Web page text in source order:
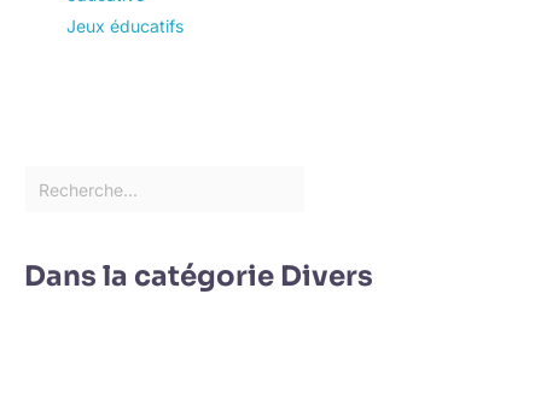
Jeux éducatifs
Dans la catégorie Divers